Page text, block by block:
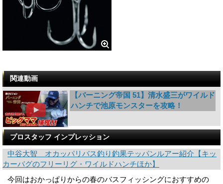
関連動画
【バーニング帝国 51】清水盛三がワイルド
ハンチで池原モンスターを攻略！
プロスタッフ インプレッション
中谷大智 オカッパリバス釣り釣果テッパンルアー紹介【キッ
カーバグのフリーリグ・ワイルドハンチほか】
今回はおかっぱりからの春のバスフィッシングにおすすめの